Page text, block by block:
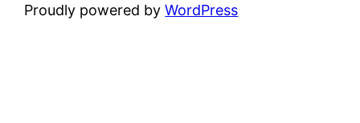
Proudly powered byWordPress